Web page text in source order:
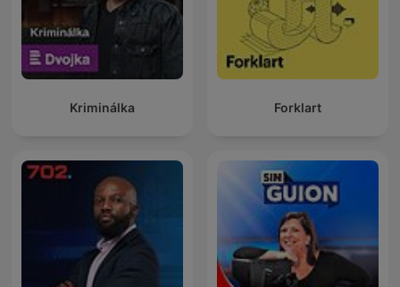
Kriminálka Forklart